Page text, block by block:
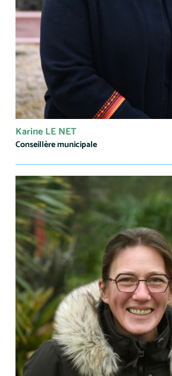
Karine LE NET
Conseillère municipale